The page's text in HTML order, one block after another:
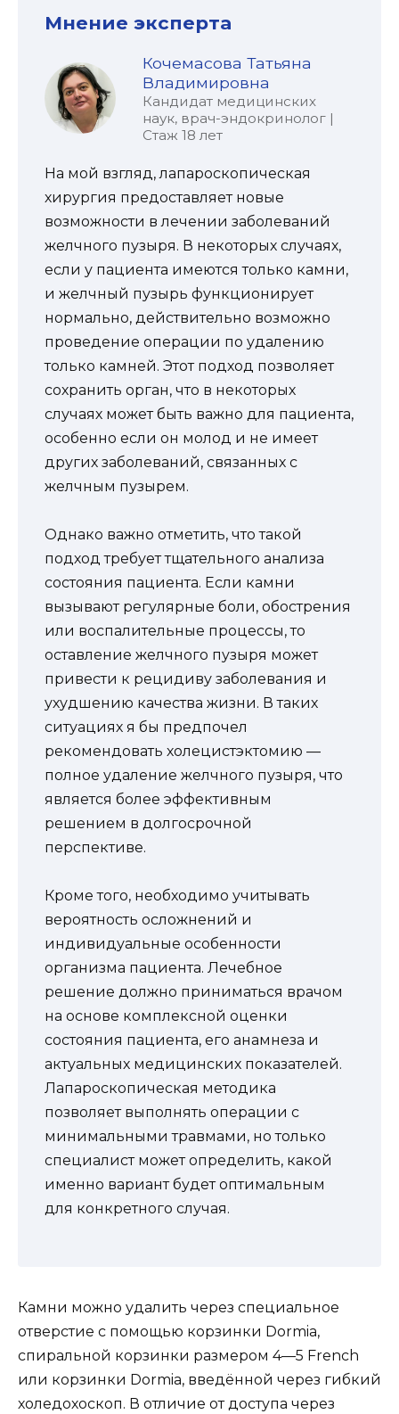
Мнение эксперта
Кочемасова Татьяна
Владимировна
Кандидат медицинских
наук, врач-эндокринолог |
Стаж 18 лет
На мой взгляд, лапароскопическая
хирургия предоставляет новые
возможности в лечении заболеваний
желчного пузыря. В некоторых случаях,
если у пациента имеются только камни,
и желчный пузырь функционирует
нормально, действительно возможно
проведение операции по удалению
только камней. Этот подход позволяет
сохранить орган, что в некоторых
случаях может быть важно для пациента,
особенно если он молод и не имеет
других заболеваний, связанных с
желчным пузырем.
Однако важно отметить, что такой
подход требует тщательного анализа
состояния пациента. Если камни
вызывают регулярные боли, обострения
или воспалительные процессы, то
оставление желчного пузыря может
привести к рецидиву заболевания и
ухудшению качества жизни. В таких
ситуациях я бы предпочел
рекомендовать холецистэктомию —
полное удаление желчного пузыря, что
является более эффективным
решением в долгосрочной
перспективе.
Кроме того, необходимо учитывать
вероятность осложнений и
индивидуальные особенности
организма пациента. Лечебное
решение должно приниматься врачом
на основе комплексной оценки
состояния пациента, его анамнеза и
актуальных медицинских показателей.
Лапароскопическая методика
позволяет выполнять операции с
минимальными травмами, но только
специалист может определить, какой
именно вариант будет оптимальным
для конкретного случая.
Камни можно удалить через специальное
отверстие с помощью корзинки Dormia,
спиральной корзинки размером 4—5 French
или корзинки Dormia, введённой через гибкий
холедохоскоп. В отличие от доступа через